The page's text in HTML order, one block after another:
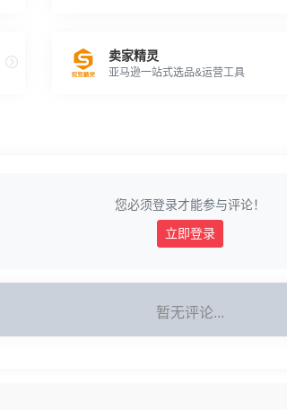
卖家精灵
亚马逊一站式选品&运营工具
您必须登录才能参与评论！
立即登录
暂无评论...